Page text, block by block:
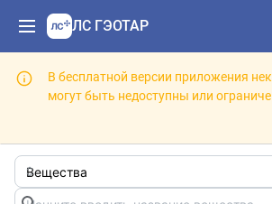
ЛС ГЭОТАР
В бесплатной версии приложения
могут быть недоступны или